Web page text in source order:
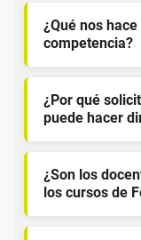
¿Qué nos
competencia?
¿Por qué
puede hacer
¿Son los
los cursos de